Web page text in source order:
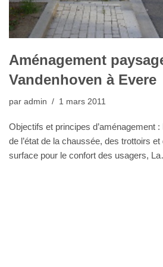
Aménagement
Vandenhoven à Evere
par admin 1 mars 2011
Objectifs et principes d’aménagement :
de l’état de la chaussée, des trottoirs et
surface pour le confort des usagers,